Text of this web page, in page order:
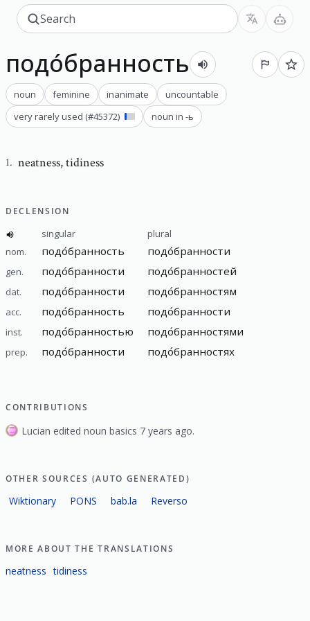
подо́бранность
noun feminine inanimate
uncountable
very rarely used (#45372) noun in -ь
1. neatness,tidiness
DECLENSION
singular
plural
nom.
подо́бранность подо́бранности
gen. подо́бранности подо́бранностей
dat. подо́бранности подо́бранностям
acc. подо́бранность подо́бранности
inst. подо́бранностью подо́бранностями
prep. подо́бранности подо́бранностях
CONTRIBUTIONS
Lucian edited noun basics 7 years ago.
OTHER SOURCES (AUTO GENERATED)
Wiktionary PONS bab.la Reverso
MORE ABOUT THE TRANSLATIONS
neatness tidiness